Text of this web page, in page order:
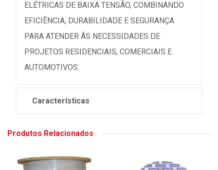
ELÉTRICAS DE BAIXA TENSÃO, COMBINANDO
EFICIÊNCIA, DURABILIDADE E SEGURANÇA
PARA ATENDER ÀS NECESSIDADES DE
PROJETOS RESIDENCIAIS, COMERCIAIS E
AUTOMOTIVOS.
Características
Produtos Relacionados